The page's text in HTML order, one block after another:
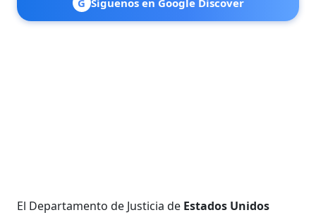
El Departamento de Justicia de Estados Unidos